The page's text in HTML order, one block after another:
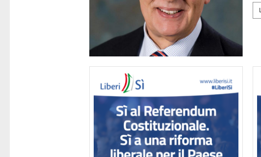
Roma – Presentazione
del libro “Diritti umani e
Cristianesimo”